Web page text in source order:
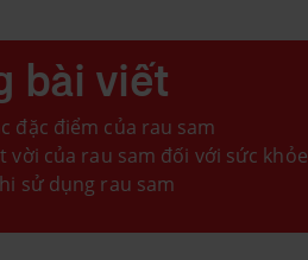
bài viết
đặc điểm của rau sam
vời của rau sam đối với sức khỏe
sử dụng rau sam